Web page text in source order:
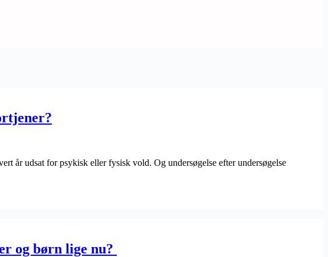
år udsat for psykisk eller fysisk vold. Og undersøgelse efter undersøgelse
og børn lige nu?